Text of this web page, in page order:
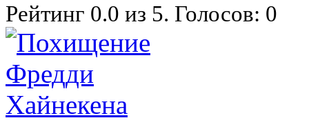
Рейтинг 0.0 из 5. Голосов: 0